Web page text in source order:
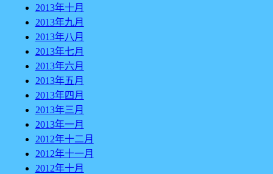
2013年十月
2013年九月
2013年八月
2013年七月
2013年六月
2013年五月
2013年四月
2013年三月
2013年一月
2012年十二月
2012年十一月
2012年十月